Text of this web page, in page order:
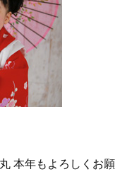
本年もよろしくお願